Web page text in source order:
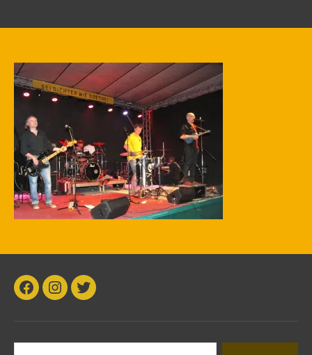
Facebook
Instagram
Twitter